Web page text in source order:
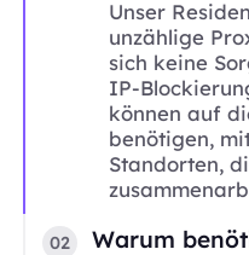
Unser
unzählige
sich keine
IP-
können auf
benötigen,
Standorten,
02 Warum